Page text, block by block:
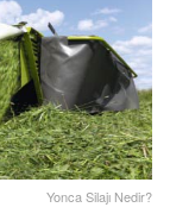
Yonca Silajı Nedir?